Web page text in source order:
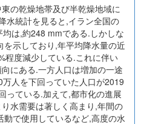
の乾燥地帯及び半乾燥地域に
水統計を見ると,イラン全国の
は,約248 mmである.しかしな
示しており,年平均降水量の近
程度減少している.これに伴い
にある.一方人口は増加の一途
人を下回っていた人口が2019
っている.加えて,都市化の進展
水需要は著しく高まり,年間の
で使用しているなど,高度の水